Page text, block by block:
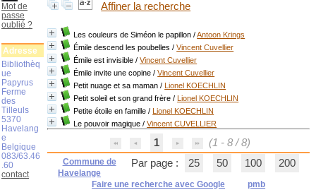
Affiner la recherche
Les couleurs de Siméon le papillon /Antoon Krings
Émile descend les poubelles /Vincent Cuvellier
Émile est invisible /Vincent Cuvellier
Émile invite une copine /Vincent Cuvellier
Petit nuage et sa maman /Lionel KOECHLIN
Petit soleil et son grand frère /Lionel KOECHLIN
Petite étoile en famille /Lionel KOECHLIN
Le pouvoir magique /Vincent CUVELLIER
1
(1 - 8 / 8)
Par page :
25 50 100 200
Commune de
Havelange
Faire une recherche avec Google
pmb
Mot de
passe
oublié ?
Adresse
Bibliothèq
ue
Papyrus
Ferme
des
Tilleuls
5370
Havelang
e
Belgique
083/63.46
.60
contact